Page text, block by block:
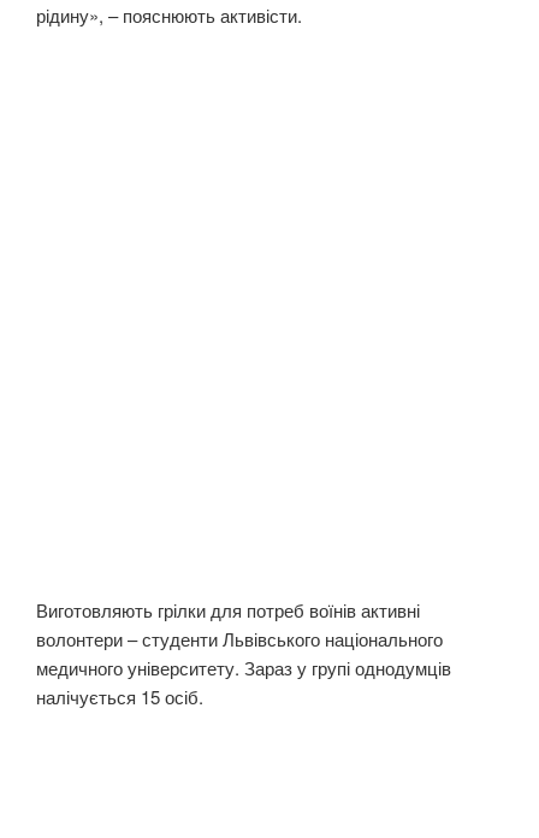
рідину», – пояснюють активісти.
Виготовляють грілки для потреб воїнів активні
волонтери – студенти Львівського національного
медичного університету. Зараз у групі однодумців
налічується 15 осіб.